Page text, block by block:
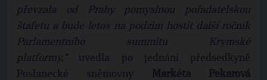
převzala od Prahy pomyslnou pořadatelskou
štafetu a bude letos na podzim hostit další ročník
Parlamentního summitu Krymské
platformy,“ uvedla po jednání předsedkyně
Poslanecké sněmovny
Markéta
Pekarová